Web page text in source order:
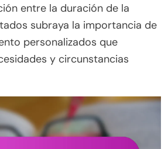
entre la duración de la
subraya la importancia de
personalizados que
y circunstancias